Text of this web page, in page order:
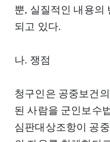
뿐, 실질적인 내용의
되고 있다.
나. 쟁점
청구인은 공중보건
된 사람을 군인보수
심판대상조항이 공